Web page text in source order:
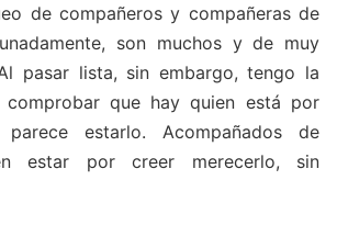
de compañeros y compañeras de
son muchos y de muy
pasar lista, sin embargo, tengo la
que hay quien está por
estarlo. Acompañados de
estar por creer merecerlo, sin